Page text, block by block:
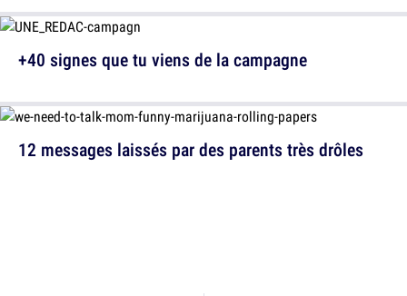
12 messages laissés par des parents très drôles
+40 signes que tu viens de la campagne